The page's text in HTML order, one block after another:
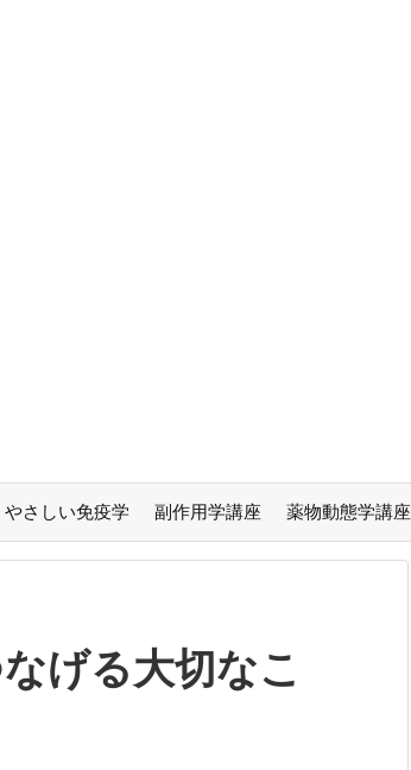
やさしい免疫学 副作用学講座 薬物動態学講座
げる大切なこ